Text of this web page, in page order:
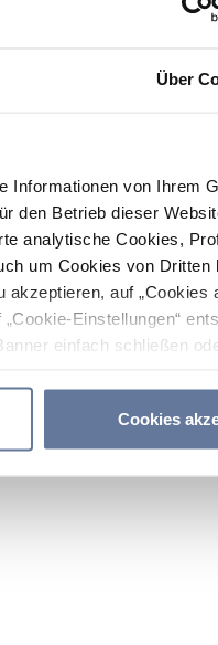
Über
Informationen von Ihrem
den Betrieb dieser
analytische Cookies,
um Cookies von Dritten
auf „Cookies
Einstellungen“
einfach schließen
Cookies